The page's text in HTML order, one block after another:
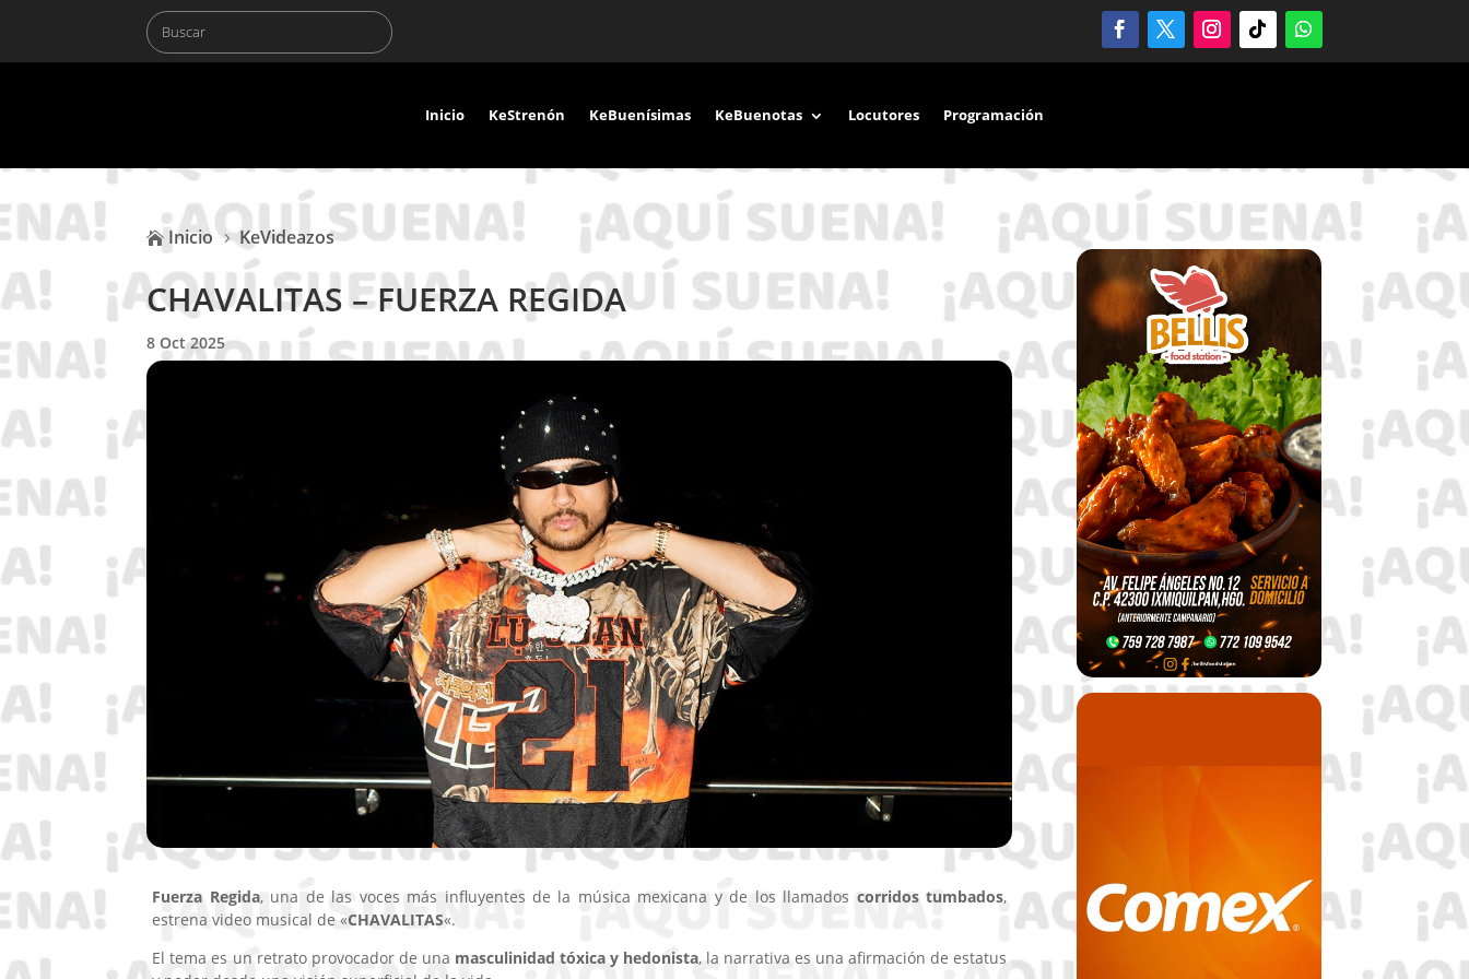
Inicio KeStrenón KeBuenísimas KeBuenotas Locutores Programación
 Inicio 5 KeVideazos
CHAVALITAS – FUERZA REGIDA
8 Oct 2025
Fuerza Regida, una de las voces más influyentes de la música mexicana y de los llamados corridos tumbados,
estrena video musical de «CHAVALITAS«.
El tema es un retrato provocador de una masculinidad tóxica y hedonista, la narrativa es una afirmación de estatus